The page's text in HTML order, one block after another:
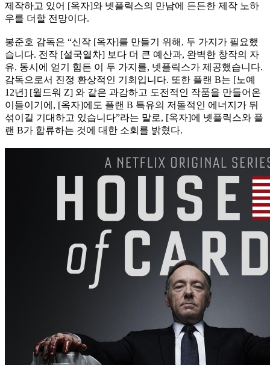
제작하고 있어 [옥자]와 넷플릭스의 만남에 든든한 제작 노하
우를 더할 전망이다.
봉준호 감독은 “신작 [옥자]를 만들기 위해, 두 가지가 필요했
습니다. 전작 [설국열차] 보다 더 큰 예산과, 완벽한 창작의 자
유. 동시에 얻기 힘든 이 두 가지를, 넷플릭스가 제공했습니다.
감독으로서 진정 환상적인 기회입니다. 또한 플랜 B는 [노예
12년] [월드워 Z] 와 같은 과감하고 도전적인 작품을 만들어온
이들이기에, [옥자]에도 플랜 B 특유의 저돌적인 에너지가 뒤
섞이길 기대하고 있습니다”라는 말로, [옥자]에 넷플릭스와 플
랜 B가 합류하는 것에 대한 소회를 밝혔다.